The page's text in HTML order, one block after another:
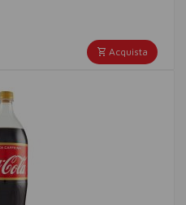
Acquista